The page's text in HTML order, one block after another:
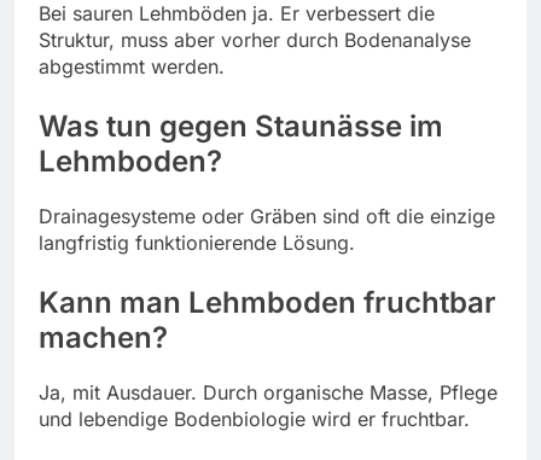
Bei sauren Lehmböden ja. Er verbessert die
Struktur, muss aber vorher durch Bodenanalyse
abgestimmt werden.
Was tun gegen Staunässe im
Lehmboden?
Drainagesysteme oder Gräben sind oft die einzige
langfristig funktionierende Lösung.
Kann man Lehmboden fruchtbar
machen?
Ja, mit Ausdauer. Durch organische Masse, Pflege
und lebendige Bodenbiologie wird er fruchtbar.